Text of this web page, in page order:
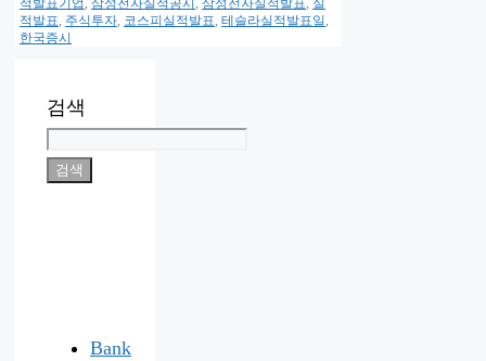
적발표기업, 삼성전자실적공시 , 삼성전자실적발표, 실
적발표, 주식투자, 코스피실적발표, 테슬라실적발표일,
한국증시
검색
검색
Bank